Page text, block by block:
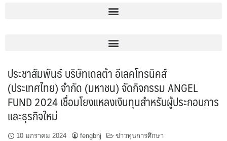
ประชาสัมพันธ์ บริษัทเดลต้า อีเลคโทรนิคส์
(ประเทศไทย) จำกัด (มหาชน) จัดกิจกรรม ANGEL
FUND 2024 เชื่อมโยงแหลงเงินทุนสำหรับผู้ประกอบการ
และธุรกิจใหม่
10 มกราคม 2024 fengbnj ข่าวทุนการศึกษา